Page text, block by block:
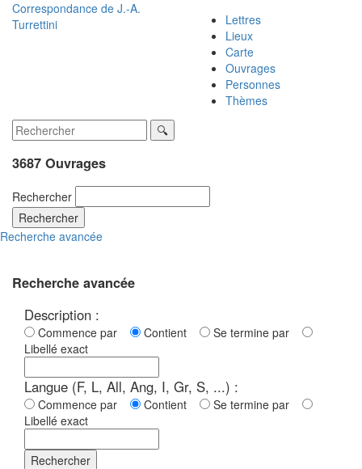
Correspondance de J.-A.
Turrettini
Lettres
Lieux
Carte
Ouvrages
Personnes
Thèmes
3687 Ouvrages
Rechercher
Rechercher
Recherche avancée
Recherche avancée
Description :
Commence par Contient
Se termine par
Libellé exact
Langue (F, L, All, Ang, I, Gr, S, ...) :
Commence par Contient
Se termine par
Libellé exact
Rechercher